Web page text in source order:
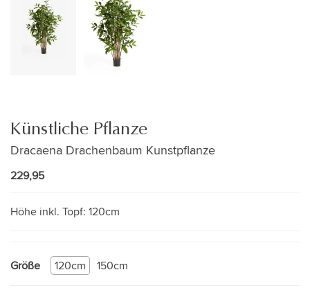
Künstliche Pflanze
Dracaena Drachenbaum Kunstpflanze
229,95
Höhe inkl. Topf: 120cm
Größe 150cm
120cm